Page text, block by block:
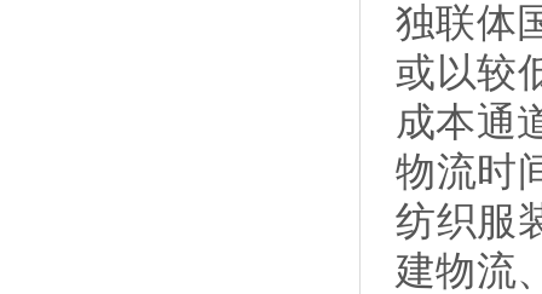
独联体
或以较
成本通
物流时
纺织服
建物流